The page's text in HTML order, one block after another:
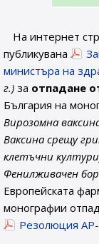
На интернет
публикувана
министъра на
г.) за отпадане
България на
Вирозомна
Ваксина срещу
клетъчни
Фенилживачен
Европейската
монографии
Резолюция